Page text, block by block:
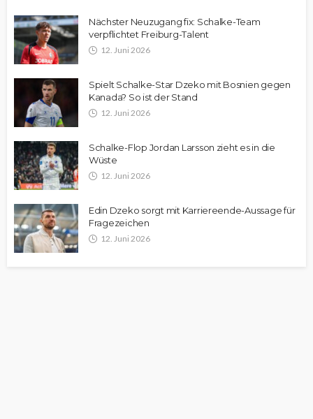
Nächster Neuzugang fix: Schalke-Team
verpflichtet Freiburg-Talent
12. Juni 2026
Spielt Schalke-Star Dzeko mit Bosnien gegen
Kanada? So ist der Stand
12. Juni 2026
Schalke-Flop Jordan Larsson zieht es in die
Wüste
12. Juni 2026
Edin Dzeko sorgt mit Karriereende-Aussage für
Fragezeichen
12. Juni 2026